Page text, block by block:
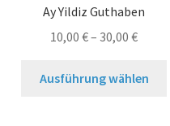
Ay Yildiz Guthaben
10,00 €–30,00 €
Ausführung wählen